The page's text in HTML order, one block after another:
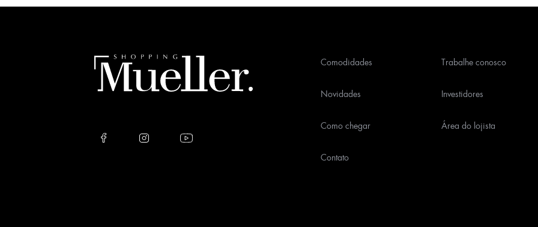
this
Comodidades
Novidades
Como chegar
Contato
Trabalhe conosco
Investidores
Área do lojista